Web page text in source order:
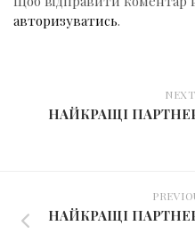
авторизуватись.
НАЙКРАЩІ
НАЙКРАЩІ